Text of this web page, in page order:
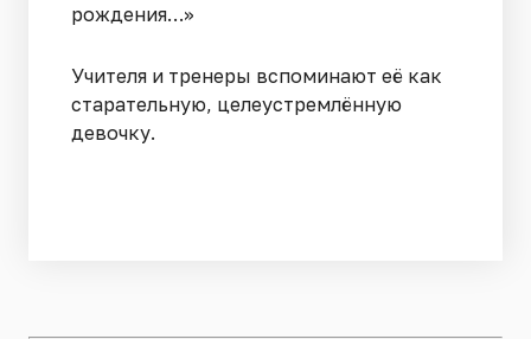
рождения…»
Учителя и тренеры вспоминают её как
старательную, целеустремлённую
девочку.